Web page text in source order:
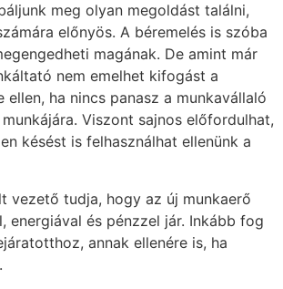
meg olyan megoldást találni,
előnyös. A béremelés is szóba
magának. De amint már
nem emelhet kifogást a
ellen, ha nincs panasz a munkavállaló
Viszont sajnos előfordulhat,
késést is felhasználhat ellenünk a
vezető tudja, hogy az új munkaerő
energiával és pénzzel jár. Inkább fog
annak ellenére is, ha